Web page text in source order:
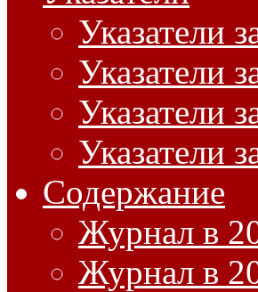
Указатели
Указатели
Указатели
Указатели
Содержание
Журнал в
Журнал в